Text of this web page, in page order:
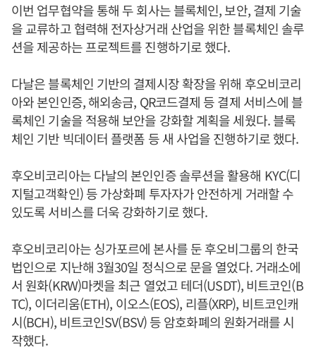
이번 업무협약을 통해 두 회사는 블록체인, 보안, 결제 기술
을 교류하고 협력해 전자상거래 산업을 위한 블록체인 솔루
션을 제공하는 프로젝트를 진행하기로 했다.
다날은 블록체인 기반의 결제시장 확장을 위해 후오비코리
아와 본인인증, 해외송금, QR코드결제 등 결제 서비스에 블
록체인 기술을 적용해 보안을 강화할 계획을 세웠다. 블록
체인 기반 빅데이터 플랫폼 등 새 사업을 진행하기로 했다.
후오비코리아는 다날의 본인인증 솔루션을 활용해 KYC(디
지털고객확인) 등 가상화폐 투자자가 안전하게 거래할 수
있도록 서비스를 더욱 강화하기로 했다.
후오비코리아는 싱가포르에 본사를 둔 후오비그룹의 한국
법인으로 지난해 3월30일 정식으로 문을 열었다. 거래소에
서 원화(KRW)마켓을 최근 열었고 테더(USDT), 비트코인(B
TC), 이더리움(ETH), 이오스(EOS), 리플(XRP), 비트코인캐
시(BCH), 비트코인SV(BSV) 등 암호화폐의 원화거래를 시
작했다.